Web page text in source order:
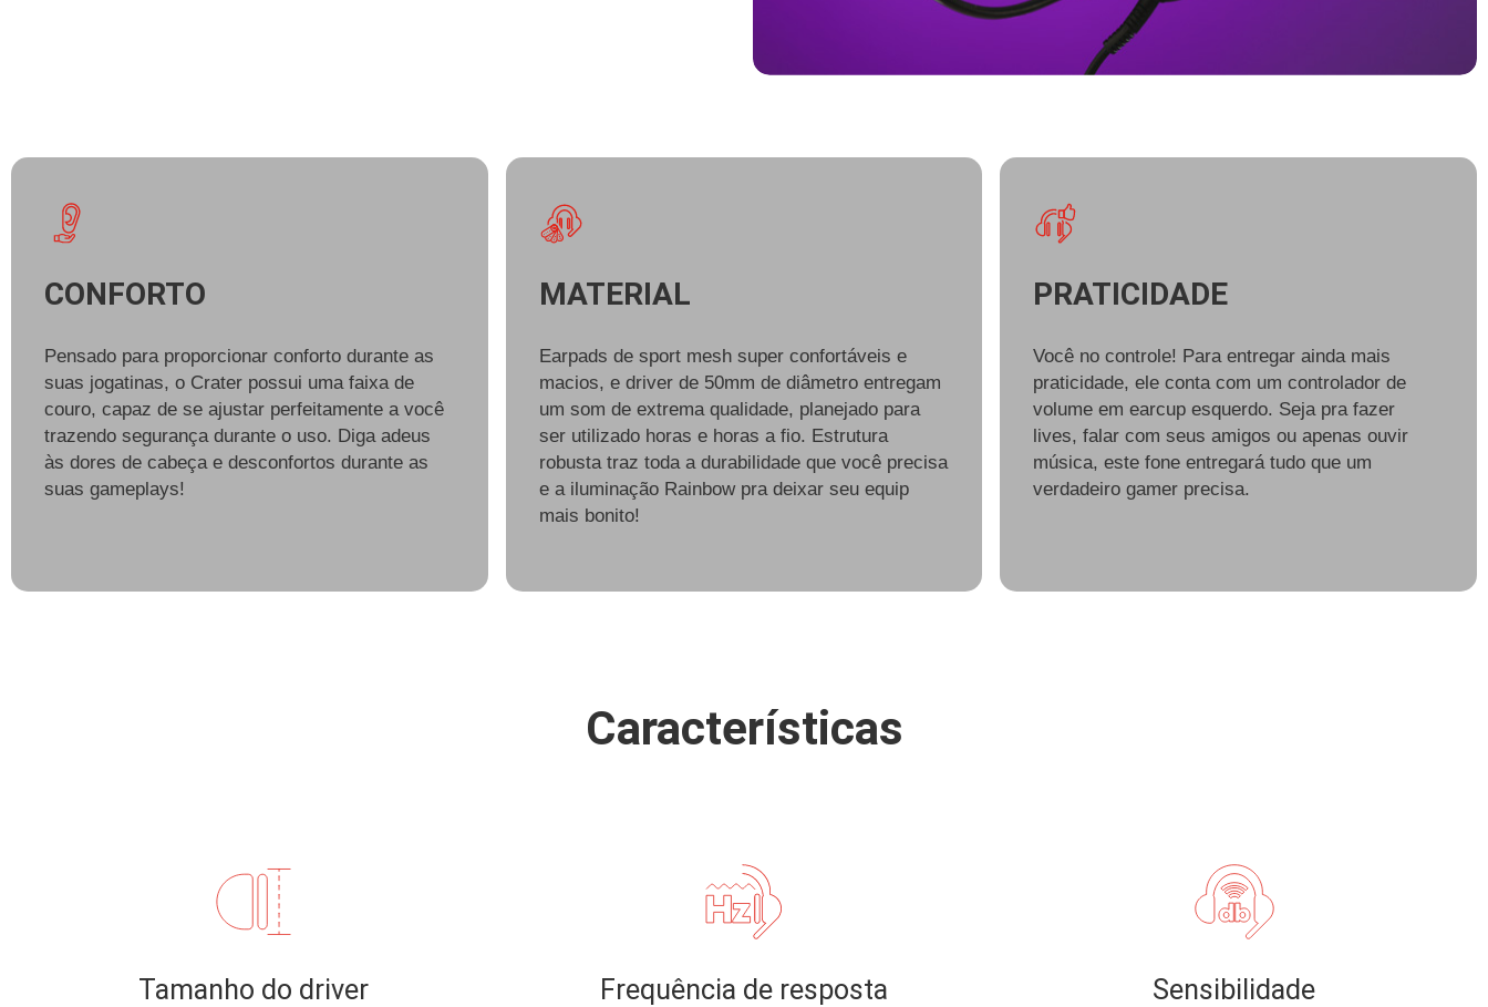
CONFORTO
Pensado para proporcionar conforto durante as
suas jogatinas, o Crater possui uma faixa de
couro, capaz de se ajustar perfeitamente a você
trazendo segurança durante o uso. Diga adeus
às dores de cabeça e desconfortos durante as
suas gameplays!
MATERIAL
Earpads de sport mesh super confortáveis e
macios, e driver de 50mm de diâmetro entregam
um som de extrema qualidade, planejado para
ser utilizado horas e horas a fio. Estrutura
robusta traz toda a durabilidade que você precisa
e a iluminação Rainbow pra deixar seu equip
mais bonito!
PRATICIDADE
Você no controle! Para entregar ainda mais
praticidade, ele conta com um controlador de
volume em earcup esquerdo. Seja pra fazer
lives, falar com seus amigos ou apenas ouvir
música, este fone entregará tudo que um
verdadeiro gamer precisa.
Características
Tamanho do driver Frequência de resposta Sensibilidade